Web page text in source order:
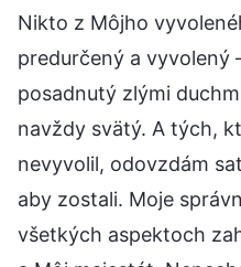
Nikto z Môjho
predurčený a vyvolený
posadnutý zlými
navždy svätý. A tých,
nevyvolil, odovzdám
aby zostali. Moje
všetkých aspektoch